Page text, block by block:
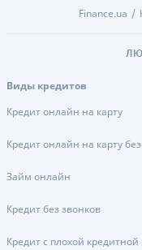
Finance.ua
Виды кредитов
Кредит онлайн на карту
Кредит онлайн на карту без
Займ онлайн
Кредит без звонков
Кредит с плохой